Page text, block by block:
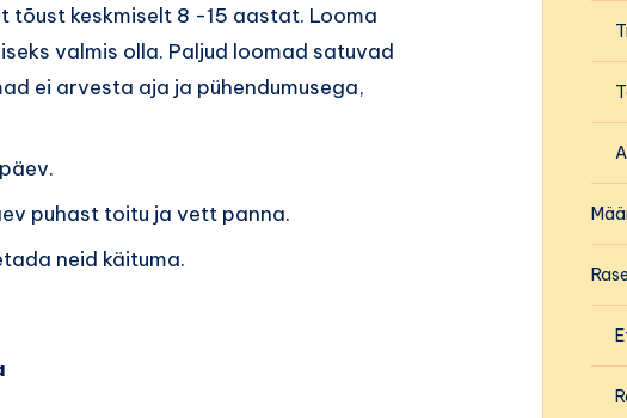
tõust keskmiselt 8 -15 aastat. Looma
valmis olla. Paljud loomad satuvad
ei arvesta aja ja pühendumusega,
puhast toitu ja vett panna.
neid käituma.